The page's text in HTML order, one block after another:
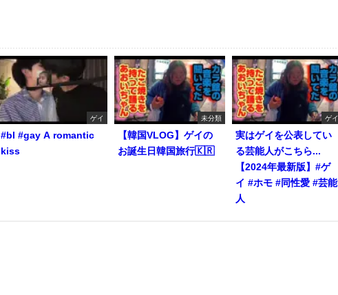
ゲイ
#bl #gay A romantic
kiss
未分類
【韓国VLOG】ゲイの
お誕生日韓国旅行🇰🇷
ゲイ
実はゲイを公表してい
る芸能人がこちら...
【2024年最新版】#ゲ
イ #ホモ #同性愛 #芸能
人